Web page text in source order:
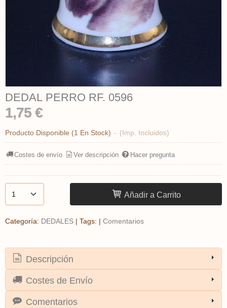
DEDAL PERRO ​RF. 0596
1,75 €
Producto Disponible (1 En Stock) - (Imp. Incluidos)
Costes de envío Ver descripción Hacer pregunta
Añadir a Carrito
Categoría: DEDALES | Tags: | Comentarios
Descripción
Costes de Envío
Comentarios